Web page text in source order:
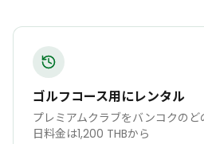
ゴルフコース用にレンタル
プレミアムクラブをバンコクの
日料金は1,200 THBから